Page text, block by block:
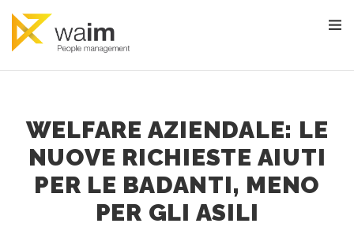
WELFARE AZIENDALE: LE
NUOVE RICHIESTE AIUTI
PER LE BADANTI, MENO
PER GLI ASILI